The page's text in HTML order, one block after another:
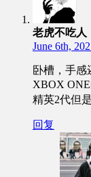
老虎不吃人
June 6th,
卧槽，手感
XBOX
精英2代但
回复